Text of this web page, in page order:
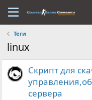
Теги
linux
Скрипт для
сервера